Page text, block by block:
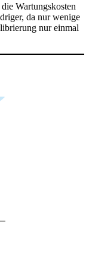
Wartungskosten
da nur wenige
nur einmal